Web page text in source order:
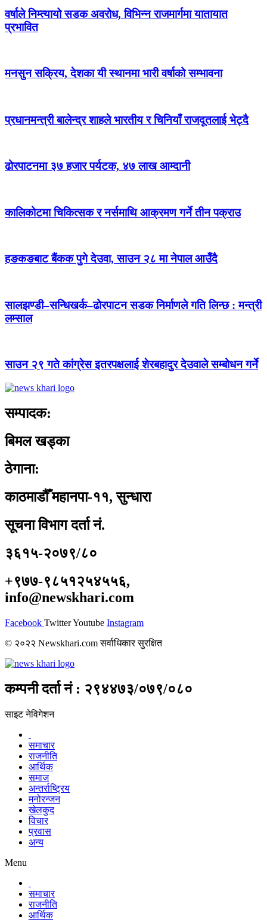
वर्षाले निम्त्यायो सडक अवरोध, विभिन्न राजमार्गमा यातायात
प्रभावित
मनसुन सक्रिय, देशका यी स्थानमा भारी वर्षाको सम्भावना
प्रधानमन्त्री बालेन्द्र शाहले भारतीय र चिनियाँ राजदूतलाई भेट्दै
ढोरपाटनमा ३७ हजार पर्यटक, ४७ लाख आम्दानी
कालिकोटमा चिकित्सक र नर्समाथि आक्रमण गर्ने तीन पक्राउ
हङकङबाट बैंकक पुगे देउवा, साउन २८ मा नेपाल आउँदै
सालझण्डी–सन्धिखर्क–ढोरपाटन सडक निर्माणले गति लिन्छ : मन्त्री
लम्साल
साउन २९ गते कांग्रेस इतरपक्षलाई शेरबहादुर देउवाले सम्बोधन गर्ने
सम्पादक:
बिमल खड्का
ठेगाना:
काठमाडौँ महानपा-११, सुन्धारा
सूचना विभाग दर्ता नं.
३६१५-२०७९/८०
+९७७-९८५१२५४५५६,
info@newskhari.com
Facebook TwitterYoutube Instagram
© २०२२ Newskhari.com सर्वाधिकार सुरक्षित
कम्पनी दर्ता नं : २९४४७३/०७९/०८०
साइट नेविगेशन
समाचार
राजनीति
आर्थिक
समाज
अन्तर्राष्ट्रिय
मनोरन्जन
खेलकुद
विचार
प्रवास
अन्य
Menu
समाचार
राजनीति
आर्थिक